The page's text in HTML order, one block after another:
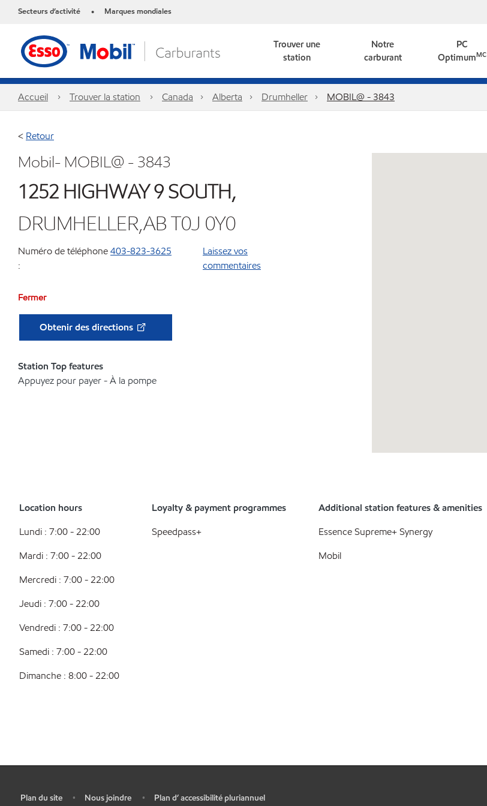
Secteurs d’activité • Marques mondiales
Trouver une
station
Notre
carburant
PC
OptimumMC
Accueil Trouver la station Canada Alberta Drumheller MOBIL@ - 3843
< Retour
Mobil- MOBIL@ - 3843
1252 HIGHWAY 9 SOUTH,
DRUMHELLER,AB T0J 0Y0
Numéro de téléphone
:
403-823-3625
Laissez vos
commentaires
Fermer
Obtenir des directions
Station Top features
Appuyez pour payer - À la pompe
Location hours
Lundi : 7:00 - 22:00
Mardi : 7:00 - 22:00
Mercredi : 7:00 - 22:00
Jeudi : 7:00 - 22:00
Vendredi : 7:00 - 22:00
Samedi : 7:00 - 22:00
Dimanche : 8:00 - 22:00
Loyalty & payment programmes
Speedpass+
Additional station features & amenities
Essence Supreme+ Synergy
Mobil
Plan du site • Nous joindre • Plan d’ accessibilité pluriannuel